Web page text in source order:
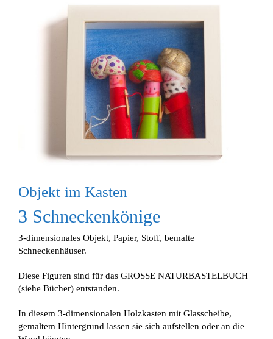
Objekt im Kasten
3 Schneckenkönige
3-dimensionales Objekt, Papier, Stoff, bemalte
Schneckenhäuser.
Diese Figuren sind für das GROSSE NATURBASTELBUCH
(siehe Bücher) entstanden.
In diesem 3-dimensionalen Holzkasten mit Glasscheibe,
gemaltem Hintergrund lassen sie sich aufstellen oder an die